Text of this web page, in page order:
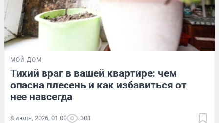
МОЙ ДОМ
Тихий враг в вашей квартире: чем
опасна плесень и как избавиться от
нее навсегда
8 июля, 2026, 01:00 303